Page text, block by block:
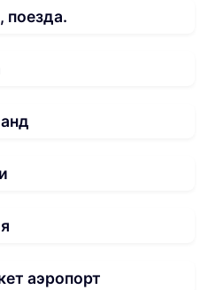
поезда.
аэропорт